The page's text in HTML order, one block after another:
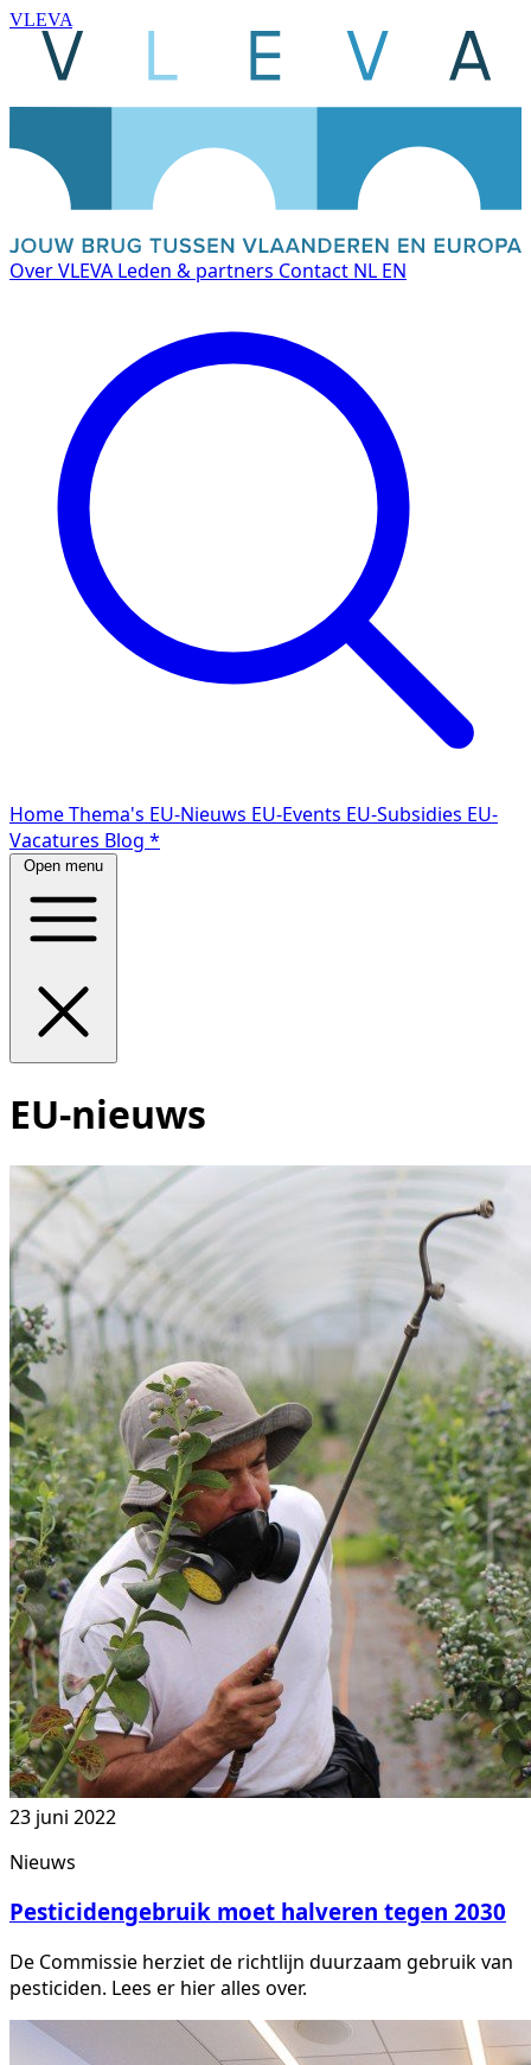
VLEVA
Over VLEVA Leden & partners Contact NL EN
HomeThema's EU-Nieuws EU-Events EU-Subsidies EU-
Vacatures Blog *
Open menu
EU-nieuws
23 juni 2022
Nieuws
Pesticidengebruik moet halveren tegen 2030
De Commissie herziet de richtlijn duurzaam gebruik van
pesticiden. Lees er hier alles over.